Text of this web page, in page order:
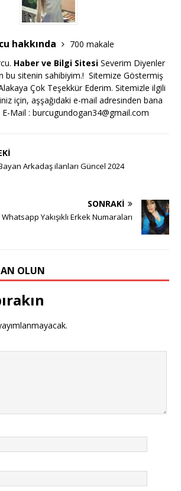
hakkında
700 makale
Haber ve Bilgi SitesiSeverim Diyenler
bu sitenin sahibiyim.! Sitemize Göstermiş
Çok Teşekkür Ederim. Sitemizle ilgili
için, aşşağıdaki e-mail adresinden bana
Mail : burcugundogan34@gmail.com
Arkadaş ilanları Güncel 2024
SONRAKI
Whatsapp Yakışıklı Erkek Numaraları
OLUN